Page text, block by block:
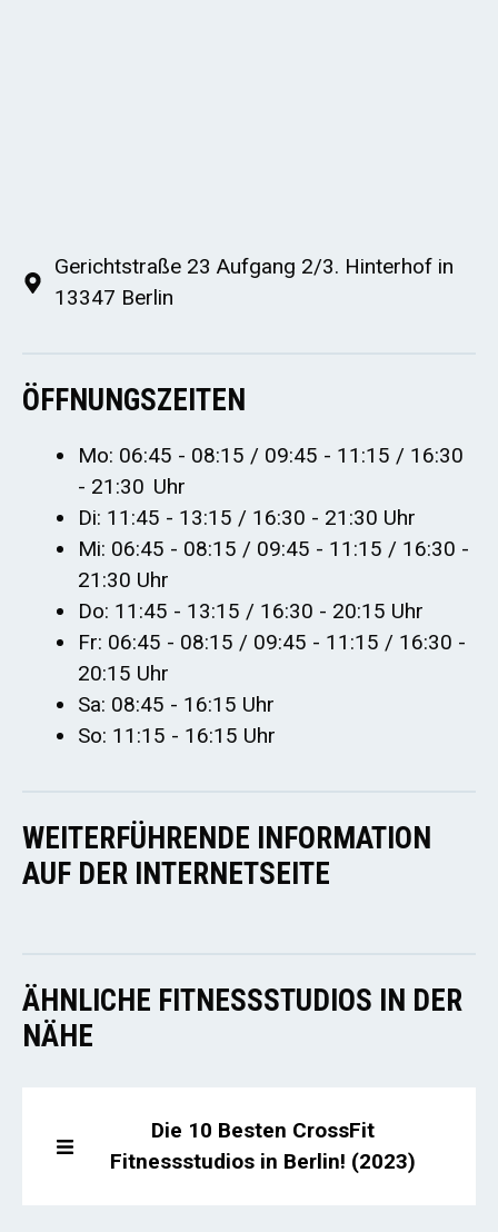
Gerichtstraße 23 Aufgang 2/3. Hinterhof in
13347 Berlin
ÖFFNUNGSZEITEN
Mo: 06:45 - 08:15 / 09:45 - 11:15 / 16:30
- 21:30 Uhr
Di: 11:45 - 13:15 / 16:30 - 21:30 Uhr
Mi: 06:45 - 08:15 / 09:45 - 11:15 / 16:30 -
21:30 Uhr
Do: 11:45 - 13:15 / 16:30 - 20:15 Uhr
Fr: 06:45 - 08:15 / 09:45 - 11:15 / 16:30 -
20:15 Uhr
Sa: 08:45 - 16:15 Uhr
So: 11:15 - 16:15 Uhr
WEITERFÜHRENDE INFORMATION
AUF DER INTERNETSEITE
ÄHNLICHE FITNESSSTUDIOS IN DER
NÄHE
Die 10 Besten CrossFit
Fitnessstudios in Berlin! (2023)